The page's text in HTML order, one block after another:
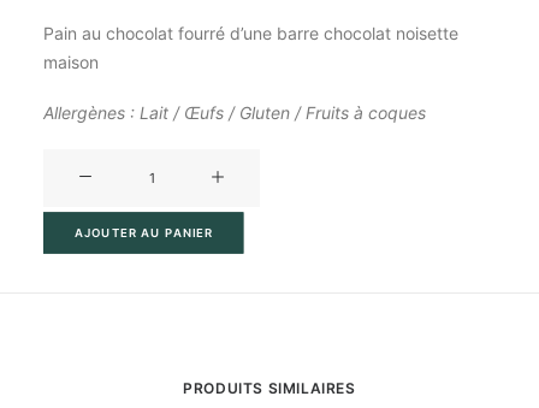
Pain au chocolat fourré d’une barre chocolat noisette
maison
Allergènes : Lait / Œufs / Gluten / Fruits à coques
AJOUTER AU PANIER
PRODUITS SIMILAIRES